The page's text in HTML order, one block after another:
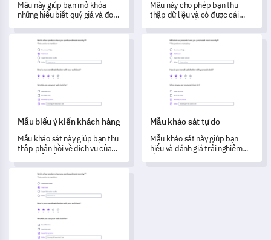
Mẫu này giúp bạn mở khóa
những hiểu biết quý giá và đo
thu thập phản hồi chi tiết.
Mẫu này cho phép bạn thu
thập dữ liệu và có được cái
mức độ hài lòng của người
Mẫu biểu ý kiến khách hàng
Mẫu biểu ý kiến khách hàng
Mẫu khảo sát này giúp bạn thu
thập phản hồi về dịch vụ của
nghiệm của khách hàng.
Mẫu khảo sát tự do
Mẫu khảo sát tự do
Mẫu khảo sát này giúp bạn
hiểu và đánh giá trải nghiệm
Mẫu khảo sát trực tuyến